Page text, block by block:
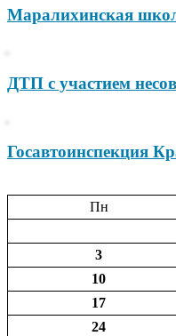
Маралихинская
ДТП с участием
Госавтоинспекция
Пн
3
10
17
24